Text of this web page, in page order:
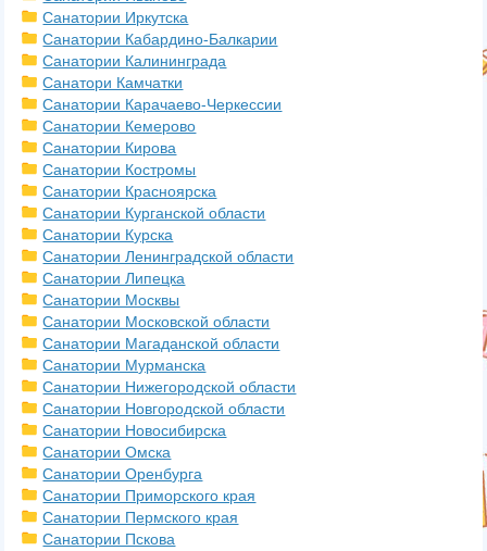
Санатории Иркутска
Санатории Кабардино-Балкарии
Санатории Калининграда
Санатори Камчатки
Санатории Карачаево-Черкессии
Санатории Кемерово
Санатории Кирова
Санатории Костромы
Санатории Красноярска
Санатории Курганской области
Санатории Курска
Санатории Ленинградской области
Санатории Липецка
Санатории Москвы
Санатории Московской области
Санатории Магаданской области
Санатории Мурманска
Санатории Нижегородской области
Санатории Новгородской области
Санатории Новосибирска
Санатории Омска
Санатории Оренбурга
Санатории Приморского края
Санатории Пермского края
Санатории Пскова